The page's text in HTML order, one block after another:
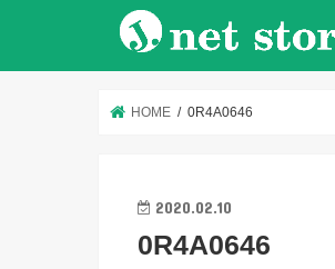
HOME 0R4A0646
2020.02.10
0R4A0646